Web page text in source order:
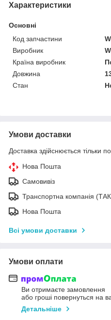
Характеристики
Основні
Код запчастини
Виробник
Країна виробник
Довжина
Стан
Умови доставки
Доставка здійснюється тільки
Нова Пошта
Самовивіз
Транспортна компанія
Нова Пошта
Всі умови доставки
Умови оплати
Ви отримаєте замовлення
або гроші повернуться на
Детальніше